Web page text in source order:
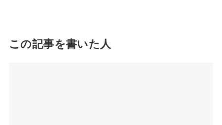
この記事を書いた人